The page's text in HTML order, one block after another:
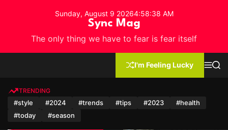
Sunday, August 9 20264:58:41 AM
Sync Mag
The only thing we have to fear is fear itself
I'm Feeling Lucky
MS
TRENDING
#style #2024 #trends #tips #2023
#health
#today
#season